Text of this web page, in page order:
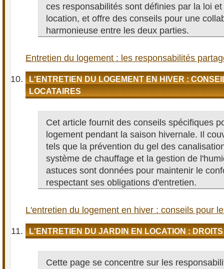
ces responsabilités sont définies par la loi
location, et offre des conseils pour une
harmonieuse entre les deux parties.
Entretien du logement : les responsabilités
L'ENTRETIEN DU LOGEMENT EN HIVER :
LOCATAIRES
Cet article fournit des conseils spécifiques
logement pendant la saison hivernale. Il
tels que la prévention du gel des
système de chauffage et la gestion de
astuces sont données pour maintenir le
respectant ses obligations d'entretien.
L'entretien du logement en hiver : conseils pour
L'ENTRETIEN DU JARDIN EN LOCATION :
Cette page se concentre sur les